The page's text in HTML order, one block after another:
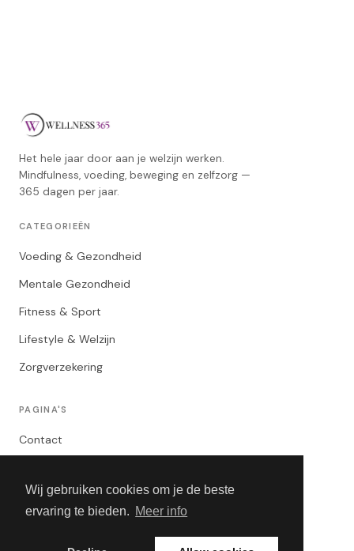
Wij gebruiken cookies om je de beste
ervaring te bieden. Meer info
Het hele jaar door aan je welzijn werken.
Mindfulness, voeding, beweging en zelfzorg —
365 dagen per jaar.
CATEGORIEËN
Voeding & Gezondheid
Mentale Gezondheid
Fitness & Sport
Lifestyle & Welzijn
Zorgverzekering
PAGINA'S
Contact
Algemene Voorwaarden
Adverteren